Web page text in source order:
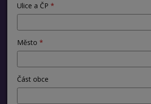
Ulice a ČP
Město
Část obce